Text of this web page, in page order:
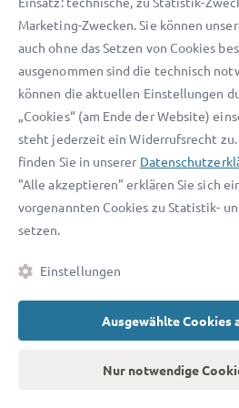
Redakteurin für
Aktualisiert am
DURCH
Jonathan
Marketing-Zwecken. Sie können
auch ohne das Setzen von Cookies
ausgenommen sind die technisch
können die aktuellen Einstellungen
„Cookies“ (am Ende der Website)
steht jederzeit ein Widerrufsrecht
finden Sie in unserer
"Alle akzeptieren" erklären Sie sich
vorgenannten Cookies zu Statistik-
setzen.
Einstellungen
Ausgewählte Cookies
Nur notwendige